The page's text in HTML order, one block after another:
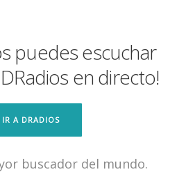
puedes escuchar
en directo!
IR A DRADIOS
buscador del mundo.